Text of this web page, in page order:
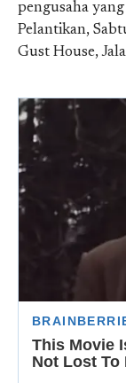
pengusaha
Pelantikan,
Gust House,